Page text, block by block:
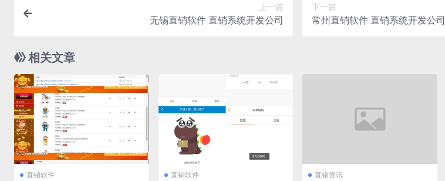
上一篇
无锡直销软件 直销系统开发公司
下一篇
常州直销软件 直销系统开发公司
相关文章
直销软件 直销软件 直销资讯